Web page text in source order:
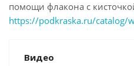
помощи флакона с
https://podkraska.ru/catalog/
Видео